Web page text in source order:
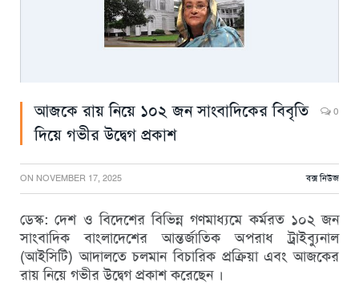
আজকে রায় নিয়ে ১০২ জন সাংবাদিকের বিবৃতি
দিয়ে গভীর উদ্বেগ প্রকাশ
0
ON NOVEMBER 17, 2025 বক্স নিউজ
ডেস্ক: দেশ ও বিদেশের বিভিন্ন গণমাধ্যমে কর্মরত ১০২ জন
সাংবাদিক বাংলাদেশের আন্তর্জাতিক অপরাধ ট্রাইব্যুনাল
(আইসিটি) আদালতে চলমান বিচারিক প্রক্রিয়া এবং আজকের
রায় নিয়ে গভীর উদ্বেগ প্রকাশ করেছেন ।